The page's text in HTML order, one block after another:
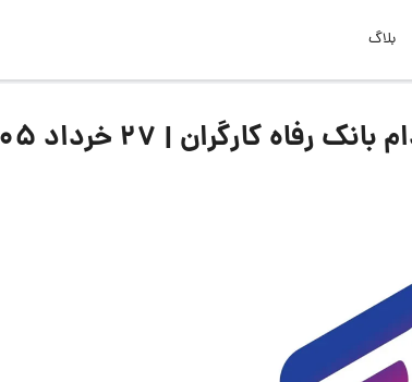
بلاگ
کارگران | ۲۷ خرداد ۱۴۰۵